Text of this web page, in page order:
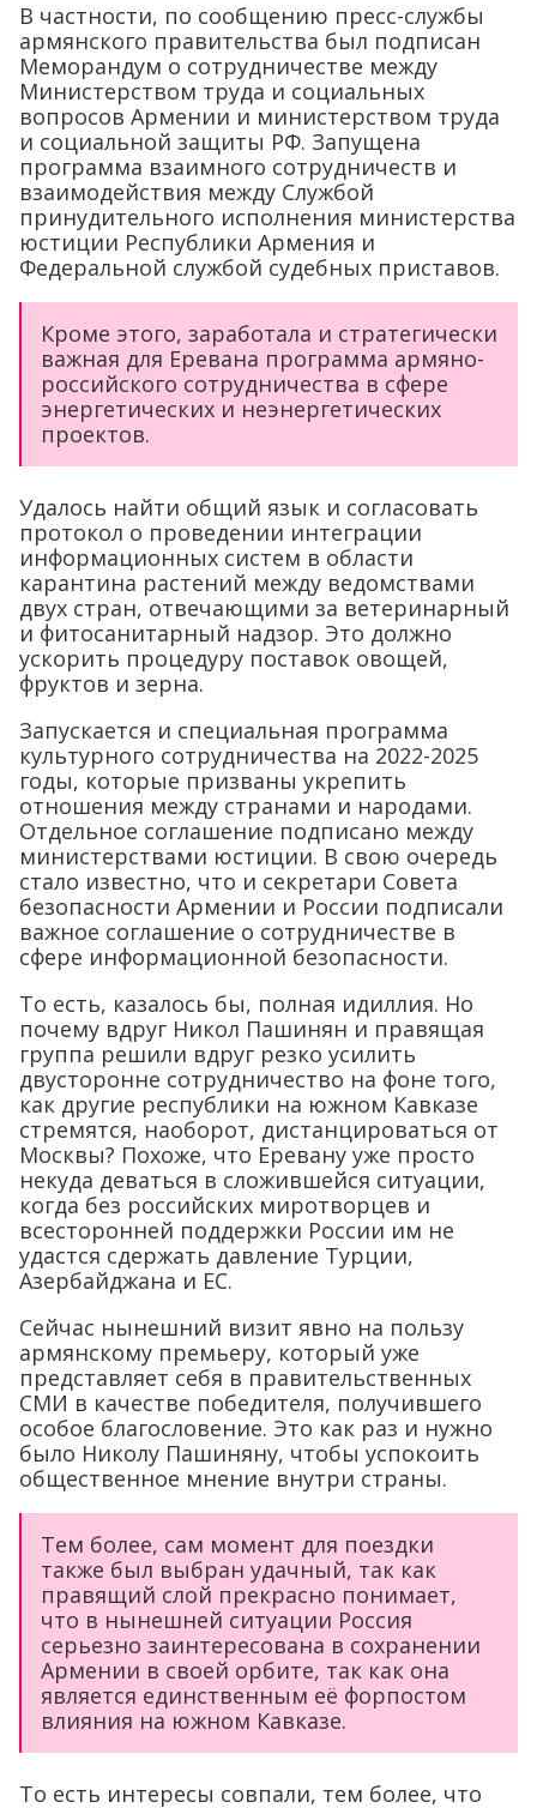
В частности, по сообщению пресс-службы
армянского правительства был подписан
Меморандум о сотрудничестве между
Министерством труда и социальных
вопросов Армении и министерством труда
и социальной защиты РФ. Запущена
программа взаимного сотрудничеств и
взаимодействия между Службой
принудительного исполнения министерства
юстиции Республики Армения и
Федеральной службой судебных приставов.
Кроме этого, заработала и стратегически
важная для Еревана программа армяно-
российского сотрудничества в сфере
энергетических и неэнергетических
проектов.
Удалось найти общий язык и согласовать
протокол о проведении интеграции
информационных систем в области
карантина растений между ведомствами
двух стран, отвечающими за ветеринарный
и фитосанитарный надзор. Это должно
ускорить процедуру поставок овощей,
фруктов и зерна.
Запускается и специальная программа
культурного сотрудничества на 2022-2025
годы, которые призваны укрепить
отношения между странами и народами.
Отдельное соглашение подписано между
министерствами юстиции. В свою очередь
стало известно, что и секретари Совета
безопасности Армении и России подписали
важное соглашение о сотрудничестве в
сфере информационной безопасности.
То есть, казалось бы, полная идиллия. Но
почему вдруг Никол Пашинян и правящая
группа решили вдруг резко усилить
двусторонне сотрудничество на фоне того,
как другие республики на южном Кавказе
стремятся, наоборот, дистанцироваться от
Москвы? Похоже, что Еревану уже просто
некуда деваться в сложившейся ситуации,
когда без российских миротворцев и
всесторонней поддержки России им не
удастся сдержать давление Турции,
Азербайджана и ЕС.
Сейчас нынешний визит явно на пользу
армянскому премьеру, который уже
представляет себя в правительственных
СМИ в качестве победителя, получившего
особое благословение. Это как раз и нужно
было Николу Пашиняну, чтобы успокоить
общественное мнение внутри страны.
Тем более, сам момент для поездки
также был выбран удачный, так как
правящий слой прекрасно понимает,
что в нынешней ситуации Россия
серьезно заинтересована в сохранении
Армении в своей орбите, так как она
является единственным её форпостом
влияния на южном Кавказе.
То есть интересы совпали, тем более, что